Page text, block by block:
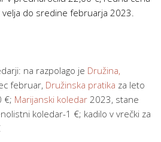
do sredine februarja 2023.
na razpolago je Družina,
februar, Družinska pratika za leto
€; Marijanski koledar 2023, stane
koledar-1 €; kadilo v vrečki za